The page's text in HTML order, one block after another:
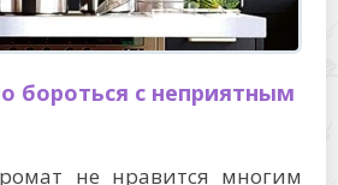
бороться с неприятным
не нравится многим